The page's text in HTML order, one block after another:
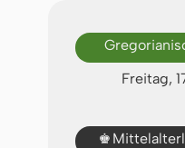
Freitag,
♚